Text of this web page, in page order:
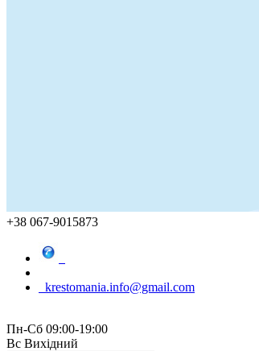
+38 067-9015873
krestomania.info@gmail.com
Пн-Сб 09:00-19:00
Вс Вихідний